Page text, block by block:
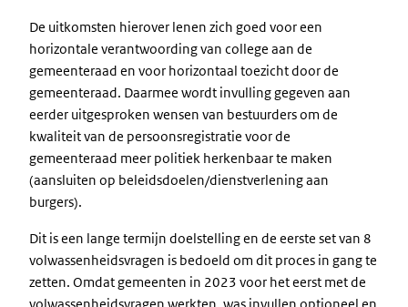
De uitkomsten hierover lenen zich goed voor een
horizontale verantwoording van college aan de
gemeenteraad en voor horizontaal toezicht door de
gemeenteraad. Daarmee wordt invulling gegeven aan
eerder uitgesproken wensen van bestuurders om de
kwaliteit van de persoonsregistratie voor de
gemeenteraad meer politiek herkenbaar te maken
(aansluiten op beleidsdoelen/dienstverlening aan
burgers).
Dit is een lange termijn doelstelling en de eerste set van 8
volwassenheidsvragen is bedoeld om dit proces in gang te
zetten. Omdat gemeenten in 2023 voor het eerst met de